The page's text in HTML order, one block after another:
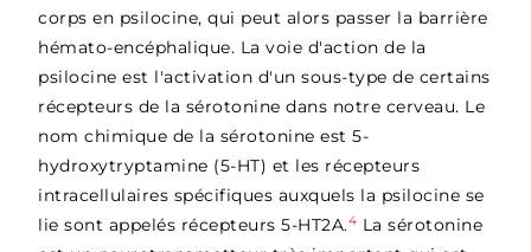
corps en psilocine, qui peut alors passer la barrière
hémato-encéphalique. La voie d'action de la
psilocine est l'activation d'un sous-type de certains
récepteurs de la sérotonine dans notre cerveau. Le
nom chimique de la sérotonine est 5-
hydroxytryptamine (5-HT) et les récepteurs
intracellulaires spécifiques auxquels la psilocine se
lie sont appelés récepteurs 5-HT2A.4 La sérotonine